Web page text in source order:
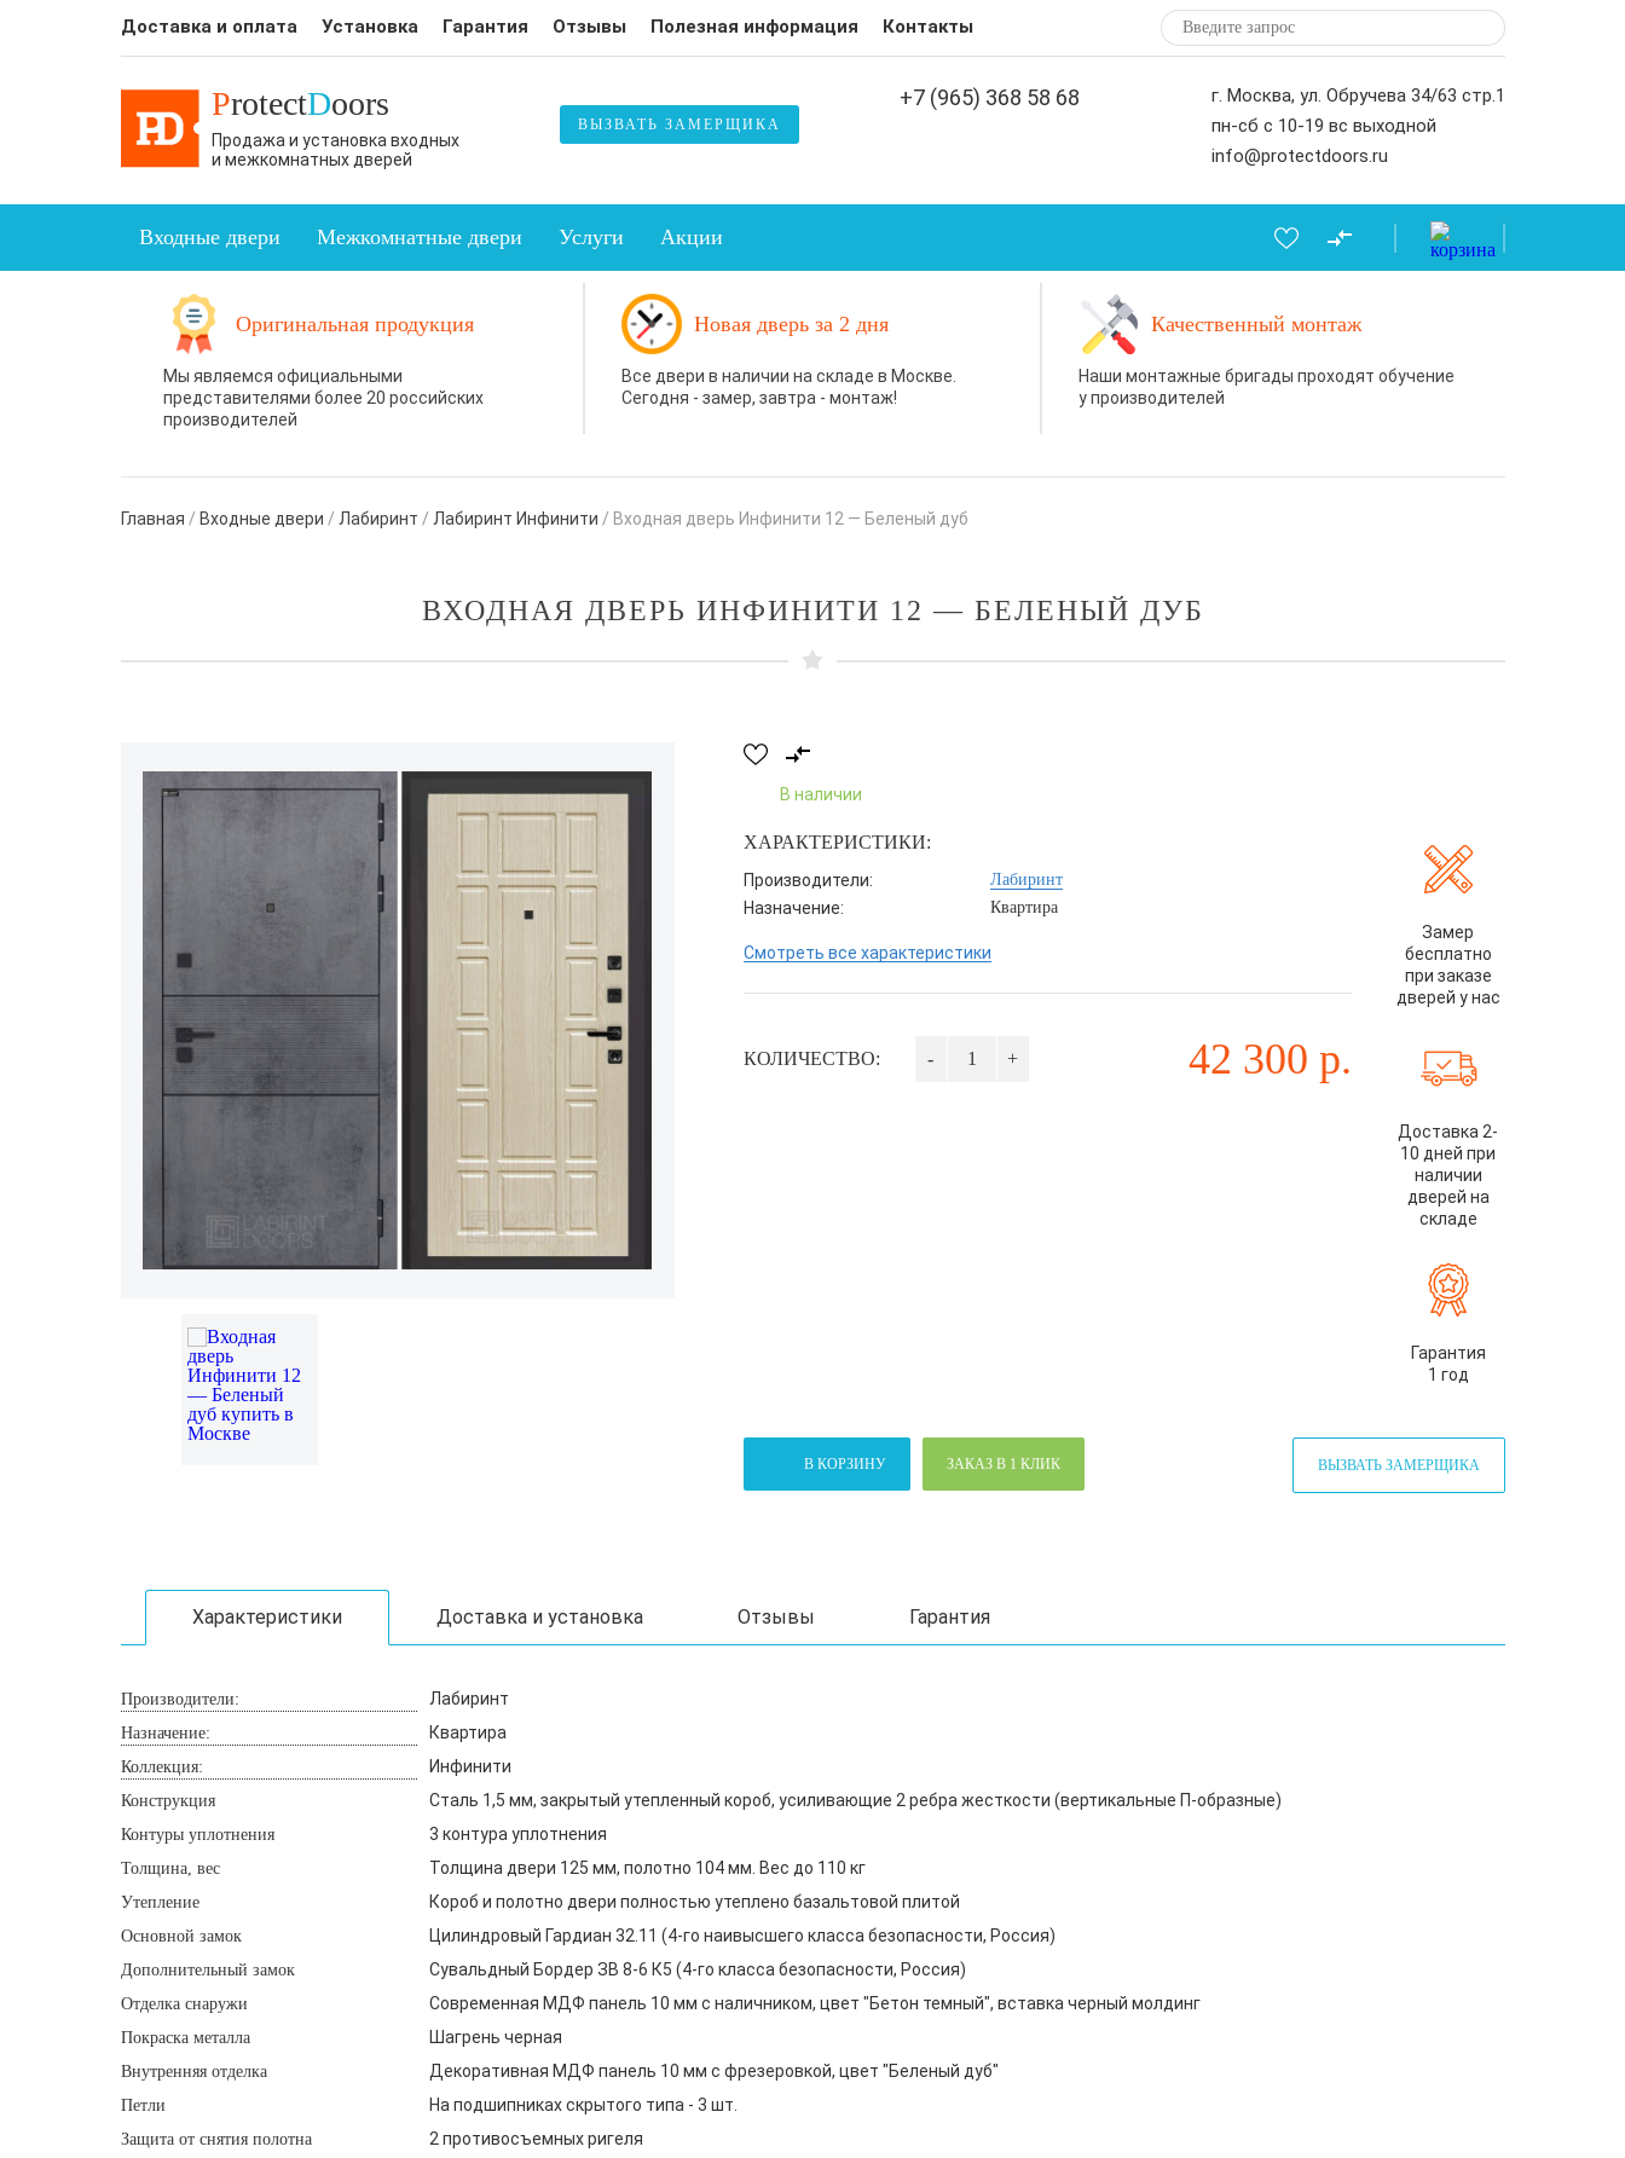
Доставка и оплата Установка Гарантия Отзывы Полезная информация Контакты
ProtectDoors
Продажа и установка входных
и межкомнатных дверей
ВЫЗВАТЬ ЗАМЕРЩИКА
+7 (965) 368 58 68
г. Москва, ул. Обручева 34/63 стр.1
пн-сб с 10-19 вс выходной
info@protectdoors.ru
Входные двери Межкомнатные двери Услуги Акции
Оригинальная продукция
Мы являемся официальными
представителями более 20 российских
производителей
Новая дверь за 2 дня
Все двери в наличии на складе в Москве.
Сегодня - замер, завтра - монтаж!
Качественный монтаж
Наши монтажные бригады проходят обучение
у производителей
Главная / Входные двери / Лабиринт / Лабиринт Инфинити / Входная дверь Инфинити 12 — Беленый дуб
ВХОДНАЯ ДВЕРЬ ИНФИНИТИ 12 — БЕЛЕНЫЙ ДУБ
В наличии
ХАРАКТЕРИСТИКИ:
Производители: Лабиринт
Назначение: Квартира
Смотреть все характеристики
КОЛИЧЕСТВО: - + 42 300 р.
Замер
бесплатно
при заказе
дверей у нас
Доставка 2-
10 дней при
наличии
дверей на
складе
Гарантия
1 год
В КОРЗИНУ ЗАКАЗ В 1 КЛИК ВЫЗВАТЬ ЗАМЕРЩИКА
Характеристики Доставка и установка Отзывы Гарантия
Производители: Лабиринт
Назначение: Квартира
Коллекция: Инфинити
Конструкция Сталь 1,5 мм, закрытый утепленный короб, усиливающие 2 ребра жесткости (вертикальные П-образные)
Контуры уплотнения 3 контура уплотнения
Толщина, вес Толщина двери 125 мм, полотно 104 мм. Вес до 110 кг
Утепление Короб и полотно двери полностью утеплено базальтовой плитой
Основной замок Цилиндровый Гардиан 32.11 (4-го наивысшего класса безопасности, Россия)
Дополнительный замок Сувальдный Бордер ЗВ 8-6 К5 (4-го класса безопасности, Россия)
Отделка снаружи Современная МДФ панель 10 мм с наличником, цвет "Бетон темный", вставка черный молдинг
Покраска металла Шагрень черная
Внутренняя отделка Декоративная МДФ панель 10 мм с фрезеровкой, цвет "Беленый дуб"
Петли На подшипниках скрытого типа - 3 шт.
Защита от снятия полотна 2 противосъемных ригеля